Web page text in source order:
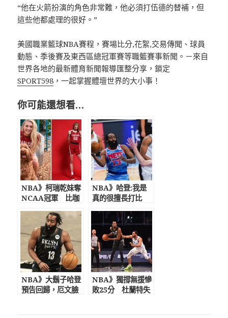
“他在火箭扮演的角色非常難，他必須打伍德的替補，但
這些他都處理的很好。”
美國職業籃球NBA賽程，賽場比分,花絮,交易傳聞、球員
動態、季後賽及東西區總冠軍賽等職籃賽事新聞。－來自
世界各地的最新體育新聞報導匯整分享，鎖定
SPORT598 ，一起掌握體壇世界的大小事！
你可能還想看…
NBA》柯瑞乾妹奪
NCAA冠軍 比咖
睛外型與逆天長腿
NBA》哈登:我是
真的很擅長打比
打球非常沮喪
NBA》大鬍子哈登
預告回歸，厄文臉
NBA》獨撐無援慘
敗25分 杜蘭特失